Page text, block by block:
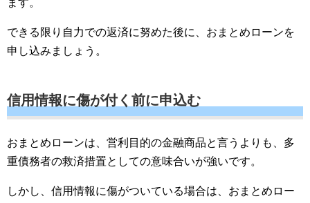
ます。
できる限り自力での返済に努めた後に、おまとめローンを
申し込みましょう。
信用情報に傷が付く前に申込む
おまとめローンは、営利目的の金融商品と言うよりも、多
重債務者の救済措置としての意味合いが強いです。
しかし、信用情報に傷がついている場合は、おまとめロー